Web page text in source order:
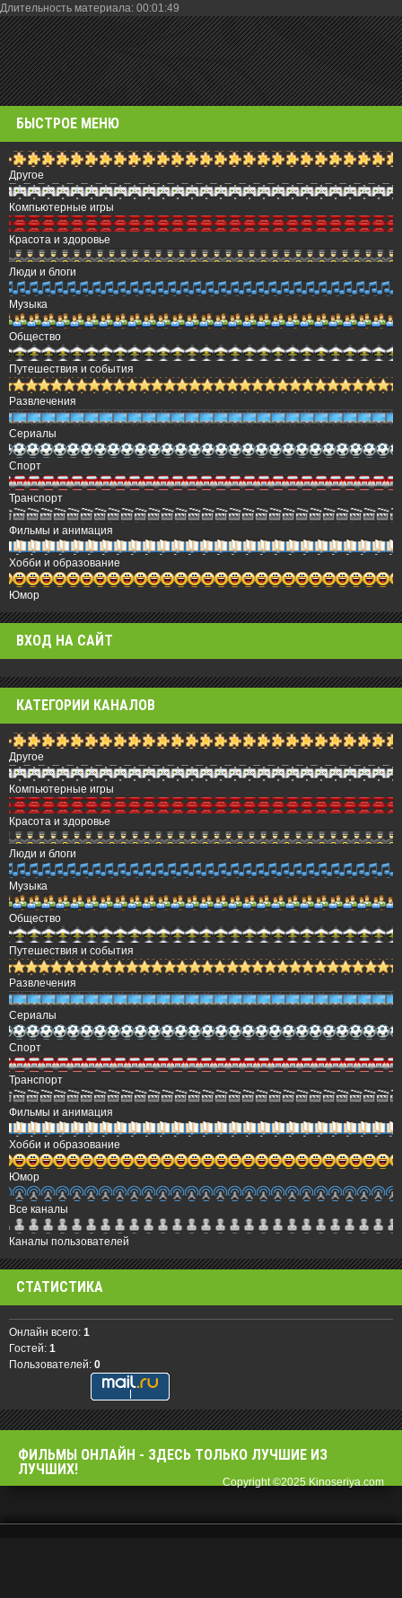
Длительность материала: 00:01:49
БЫСТРОЕ МЕНЮ
Другое
Компьютерные игры
Красота и здоровье
Люди и блоги
Музыка
Общество
Путешествия и события
Развлечения
Сериалы
Спорт
Транспорт
Фильмы и анимация
Хобби и образование
Юмор
ВХОД НА САЙТ
КАТЕГОРИИ КАНАЛОВ
Другое
Компьютерные игры
Красота и здоровье
Люди и блоги
Музыка
Общество
Путешествия и события
Развлечения
Сериалы
Спорт
Транспорт
Фильмы и анимация
Хобби и образование
Юмор
Все каналы
Каналы пользователей
СТАТИСТИКА
Онлайн всего: 1
Гостей: 1
Пользователей: 0
ФИЛЬМЫ OНЛАЙН - ЗДЕСЬ ТОЛЬКО ЛУЧШИЕ ИЗ
ЛУЧШИХ!
Copyright ©2025 Kinoseriya.com